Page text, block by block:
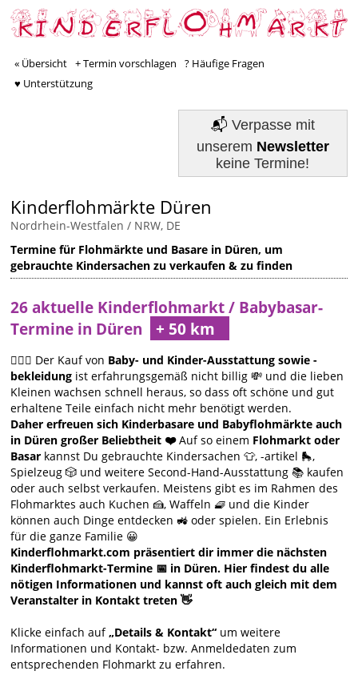
« Übersicht + Termin vorschlagen
? Häufige Fragen
♥ Unterstützung
📬 Verpasse mit
unserem Newsletter
keine Termine!
Kinderflohmärkte Düren
Nordrhein-Westfalen / NRW, DE
Termine für Flohmärkte und Basare in Düren, um
gebrauchte Kindersachen zu verkaufen & zu finden
26 aktuelle Kinderflohmarkt / Babybasar-
Termine in Düren
🙋🏻‍♀️ Der Kauf von Baby- und Kinder-Ausstattung sowie -
bekleidung ist erfahrungsgemäß nicht billig 💸 und die lieben
Kleinen wachsen schnell heraus, so dass oft schöne und gut
erhaltene Teile einfach nicht mehr benötigt werden.
Daher erfreuen sich Kinderbasare und Babyflohmärkte auch
in Düren großer Beliebtheit ❤️Auf so einem Flohmarkt oder
Basar kannst Du gebrauchte Kindersachen 👕, -artikel 🛼,
Spielzeug 🎲 und weitere Second-Hand-Ausstattung 📚 kaufen
oder auch selbst verkaufen. Meistens gibt es im Rahmen des
Flohmarktes auch Kuchen 🍰, Waffeln 🧇 und die Kinder
können auch Dinge entdecken 🚜 oder spielen. Ein Erlebnis
für die ganze Familie 😀
Kinderflohmarkt.com präsentiert dir immer die nächsten
Kinderflohmarkt-Termine 📅 in Düren. Hier findest du alle
nötigen Informationen und kannst oft auch gleich mit dem
Veranstalter in Kontakt treten 👋
Klicke einfach auf„Details & Kontakt“ um weitere
Informationen und Kontakt- bzw. Anmeldedaten zum
entsprechenden Flohmarkt zu erfahren.